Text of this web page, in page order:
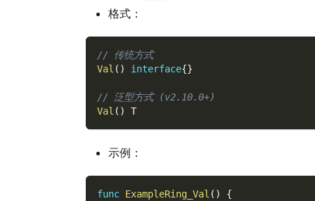
格式：
// 传统方式
Val ( ) interface{}
// 泛型方式 (v2.10.0+)
Val ( ) T
示例：
func ExampleRing_Val ( )
{